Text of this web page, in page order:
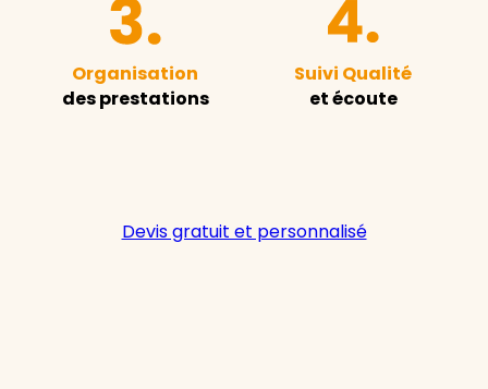
Organisation
des prestations
Suivi Qualité
et écoute
Devis gratuit et personnalisé